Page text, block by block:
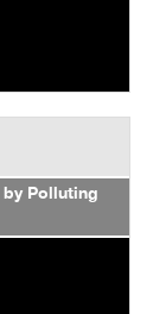
Polluting